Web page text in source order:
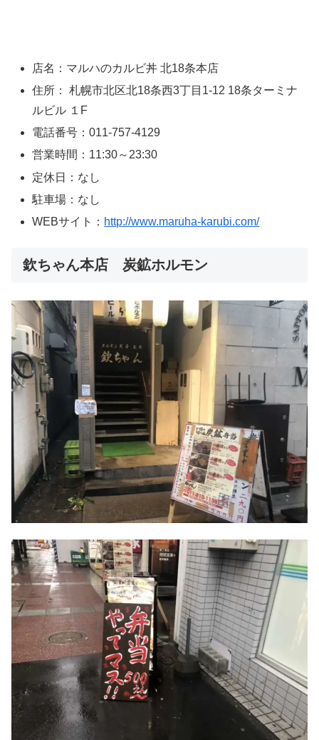
店名：マルハのカルビ丼 北18条本店
住所： 札幌市北区北18条西3丁目1-12 18条ターミナ
ルビル １F
電話番号：011-757-4129
営業時間：11:30～23:30
定休日：なし
駐車場：なし
WEBサイト： http://www.maruha-karubi.com/
欽ちゃん本店 炭鉱ホルモン